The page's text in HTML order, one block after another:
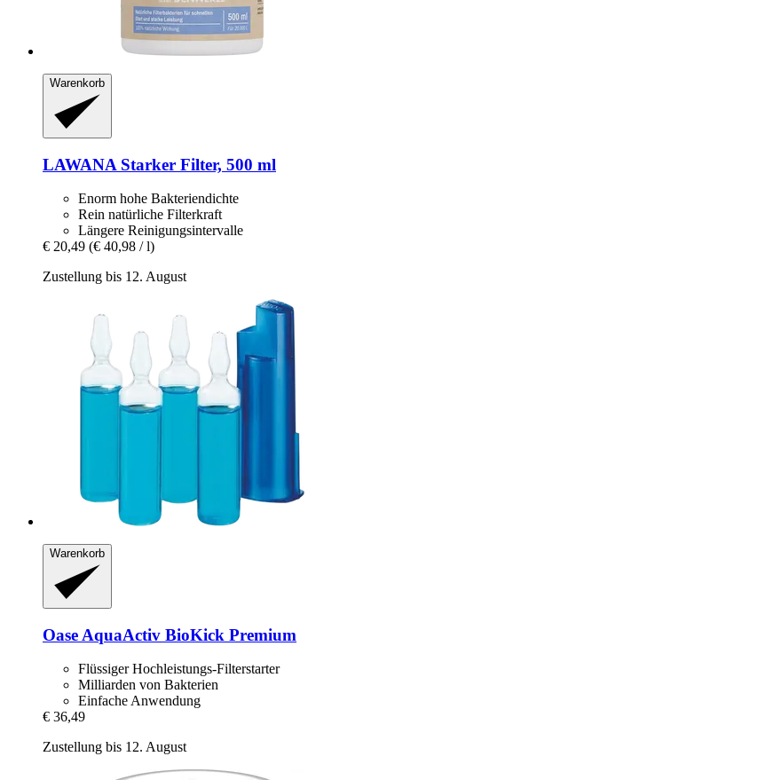
Warenkorb
LAWANA Starker Filter, 500 ml
Enorm hohe Bakteriendichte
Rein natürliche Filterkraft
Längere Reinigungsintervalle
€ 20,49 (€ 40,98 / l)
Zustellung bis 12. August
Warenkorb
Oase AquaActiv BioKick Premium
Flüssiger Hochleistungs-Filterstarter
Milliarden von Bakterien
Einfache Anwendung
€ 36,49
Zustellung bis 12. August